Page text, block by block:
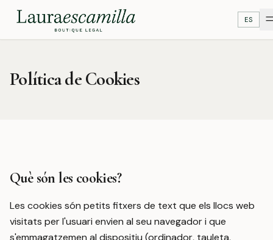
ES
Política de Cookies
Què són les cookies?
Les cookies són petits fitxers de text que els llocs web
visitats per l'usuari envien al seu navegador i que
s'emmagatzemen al dispositiu (ordinador, tauleta,